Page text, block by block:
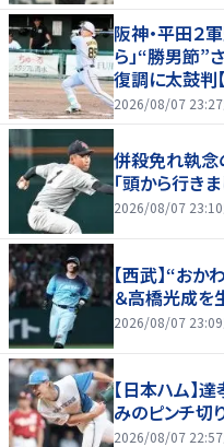
阪神・平田２
ら」“勝男節”
復調に太鼓判
2026/08/07 23:27
併殺免れ執
「頭から行きま
2026/08/07 23:10
【西武】“お
＆高橋光成を
2026/08/07 23:09
【日本ハム】
みのピンチ切
2026/08/07 22:57